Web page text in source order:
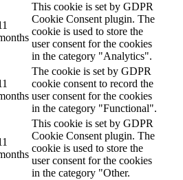
This cookie is set by GDPR
Cookie Consent plugin. The
cookie is used to store the
user consent for the cookies
in the category "Analytics".
The cookie is set by GDPR
cookie consent to record the
user consent for the cookies
in the category "Functional".
This cookie is set by GDPR
Cookie Consent plugin. The
cookie is used to store the
user consent for the cookies
in the category "Other.